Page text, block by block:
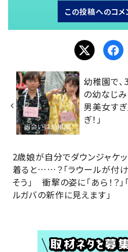
この投稿へのコメ
幼稚園で
の幼なじ
男美女すぎ
ぎ！」
2歳娘が自分でダウンジャケッ
着ると……？「ラウールが付
そう」 衝撃の姿に「あら！？」
ルガバの新作に見えます」